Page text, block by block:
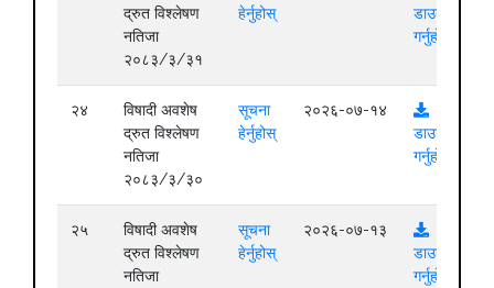
द्रुत विश्लेषण
नतिजा
२०८३/३/३१
हेर्नुहोस्
डाउनलोड
गर्नुहोस्
२४
विषादी अवशेष
द्रुत विश्लेषण
नतिजा
२०८३/३/३०
सूचना
हेर्नुहोस्
२०२६-०७-१४
डाउनलोड
गर्नुहोस्
२५
विषादी अवशेष
द्रुत विश्लेषण
नतिजा
सूचना
हेर्नुहोस्
२०२६-०७-१३
डाउनलोड
गर्नुहोस्